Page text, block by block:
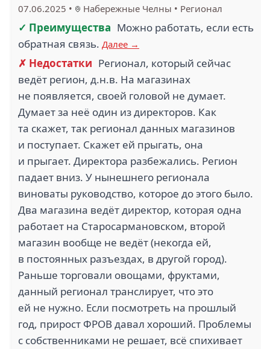
07.06.2025 • Набережные Челны • Регионал
✓ Преимущества Можно работать, если есть
обратная связь. Далее →
✗ Недостатки Регионал, который сейчас
ведёт регион, д.н.в. На магазинах
не появляется, своей головой не думает.
Думает за неё один из директоров. Как
та скажет, так регионал данных магазинов
и поступает. Скажет ей прыгать, она
и прыгает. Директора разбежались. Регион
падает вниз. У нынешнего регионала
виноваты руководство, которое до этого было.
Два магазина ведёт директор, которая одна
работает на Старосармановском, второй
магазин вообще не ведёт (некогда ей,
в постоянных разъездах, в другой город).
Раньше торговали овощами, фруктами,
данный регионал транслирует, что это
ей не нужно. Если посмотреть на прошлый
год, прирост ФРОВ давал хороший. Проблемы
с собственниками не решает, всё спихивает